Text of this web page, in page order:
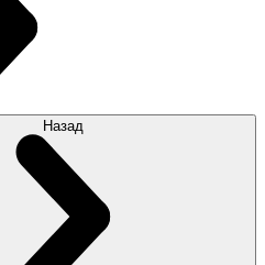
Назад